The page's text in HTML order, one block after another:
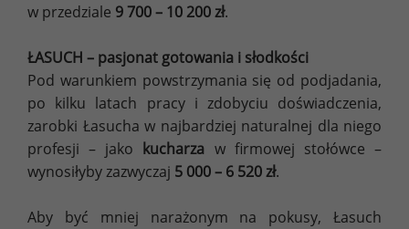
w przedziale 9 700 – 10 200 zł.
ŁASUCH – pasjonat gotowania i słodkości
Pod warunkiem powstrzymania się od podjadania,
po kilku latach pracy i zdobyciu doświadczenia,
zarobki Łasucha w najbardziej naturalnej dla niego
profesji – jako kucharza w firmowej stołówce –
wynosiłyby zazwyczaj 5 000 – 6 520 zł.
Aby być mniej narażonym na pokusy, Łasuch